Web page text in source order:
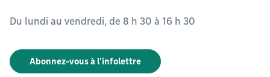
Du lundi au vendredi, de 8 h 30 à 16 h 30
Abonnez-vous à l'infolettre